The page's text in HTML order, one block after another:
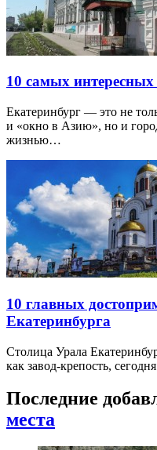
10 самых
Екатеринбург — это не
и «окно в Азию», но и
жизнью…
10 главных
Екатеринбурга
Столица Урала
как завод-крепость,
Последние
места